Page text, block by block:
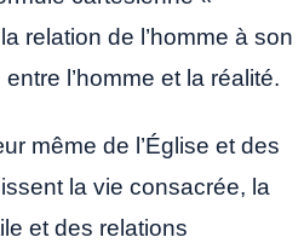
relation de l’homme à son
l’homme et la réalité.
même de l’Église et des
la vie consacrée, la
et des relations